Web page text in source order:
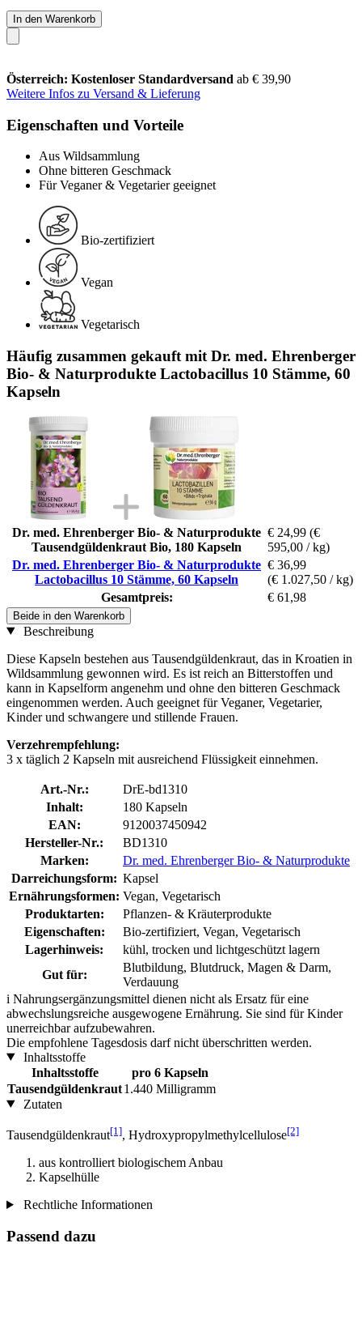
In den Warenkorb
Österreich: Kostenloser Standardversand ab € 39,90
Weitere Infos zu Versand & Lieferung
Eigenschaften und Vorteile
Aus Wildsammlung
Ohne bitteren Geschmack
Für Veganer & Vegetarier geeignet
Bio-zertifiziert
Vegan
Vegetarisch
Häufig zusammen gekauft mit Dr. med. Ehrenberger
Bio- & Naturprodukte Lactobacillus 10 Stämme, 60
Kapseln
Dr. med. Ehrenberger Bio- & Naturprodukte
Tausendgüldenkraut Bio, 180 Kapseln
€ 24,99 (€
595,00 / kg)
Dr. med. Ehrenberger Bio- & Naturprodukte
Lactobacillus 10 Stämme, 60 Kapseln
€ 36,99
(€ 1.027,50 / kg)
Gesamtpreis:
€ 61,98
Beide in den Warenkorb
Beschreibung
Diese Kapseln bestehen aus Tausendgüldenkraut, das in Kroatien in
Wildsammlung gewonnen wird. Es ist reich an Bitterstoffen und
kann in Kapselform angenehm und ohne den bitteren Geschmack
eingenommen werden. Auch geeignet für Veganer, Vegetarier,
Kinder und schwangere und stillende Frauen.
Verzehrempfehlung:
3 x täglich 2 Kapseln mit ausreichend Flüssigkeit einnehmen.
Art.-Nr.:
DrE-bd1310
Inhalt:
180 Kapseln
EAN:
9120037450942
Hersteller-Nr.:
BD1310
Marken:
Dr. med. Ehrenberger Bio- & Naturprodukte
Darreichungsform: Kapsel
Ernährungsformen: Vegan, Vegetarisch
Produktarten:
Pflanzen- & Kräuterprodukte
Eigenschaften:
Bio-zertifiziert, Vegan, Vegetarisch
Lagerhinweis:
kühl, trocken und lichtgeschützt lagern
Gut für:
Blutbildung, Blutdruck, Magen & Darm,
Verdauung
i Nahrungsergänzungsmittel dienen nicht als Ersatz für eine
abwechslungsreiche ausgewogene Ernährung. Sie sind für Kinder
unerreichbar aufzubewahren.
Die empfohlene Tagesdosis darf nicht überschritten werden.
Inhaltsstoffe
Inhaltsstoffe
pro 6 Kapseln
Tausendgüldenkraut1.440 Milligramm
Zutaten
Tausendgüldenkraut[1], Hydroxypropylmethylcellulose[2]
aus kontrolliert biologischem Anbau
Kapselhülle
Rechtliche Informationen
Passend dazu